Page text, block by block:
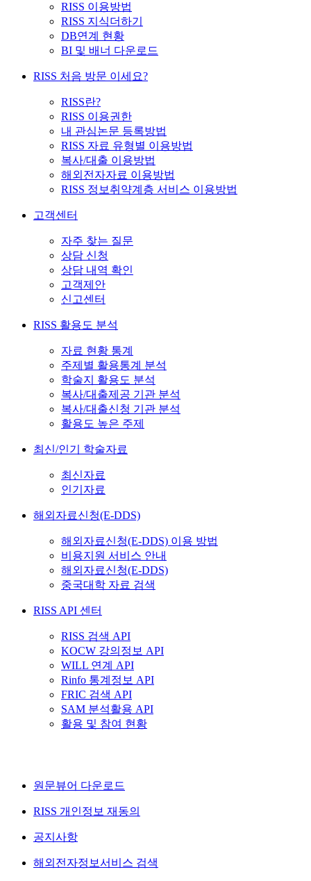
RISS 이용방법
RISS 지식더하기
DB연계 현황
BI 및 배너 다운로드
RISS 처음 방문 이세요?
RISS란?
RISS 이용권한
내 관심논문 등록방법
RISS 자료 유형별 이용방법
복사/대출 이용방법
해외전자자료 이용방법
RISS 정보취약계층 서비스 이용방법
고객센터
자주 찾는 질문
상담 신청
상담 내역 확인
고객제안
신고센터
RISS 활용도 분석
자료 현황 통계
주제별 활용통계 분석
학술지 활용도 분석
복사/대출제공 기관 분석
복사/대출신청 기관 분석
활용도 높은 주제
최신/인기 학술자료
최신자료
인기자료
해외자료신청(E-DDS)
해외자료신청(E-DDS) 이용 방법
비용지원 서비스 안내
해외자료신청(E-DDS)
중국대학 자료 검색
RISS API 센터
RISS 검색 API
KOCW 강의정보 API
WILL 연계 API
Rinfo 통계정보 API
FRIC 검색 API
SAM 분석활용 API
활용 및 참여 현황
원문뷰어 다운로드
RISS 개인정보 재동의
공지사항
해외전자정보서비스 검색